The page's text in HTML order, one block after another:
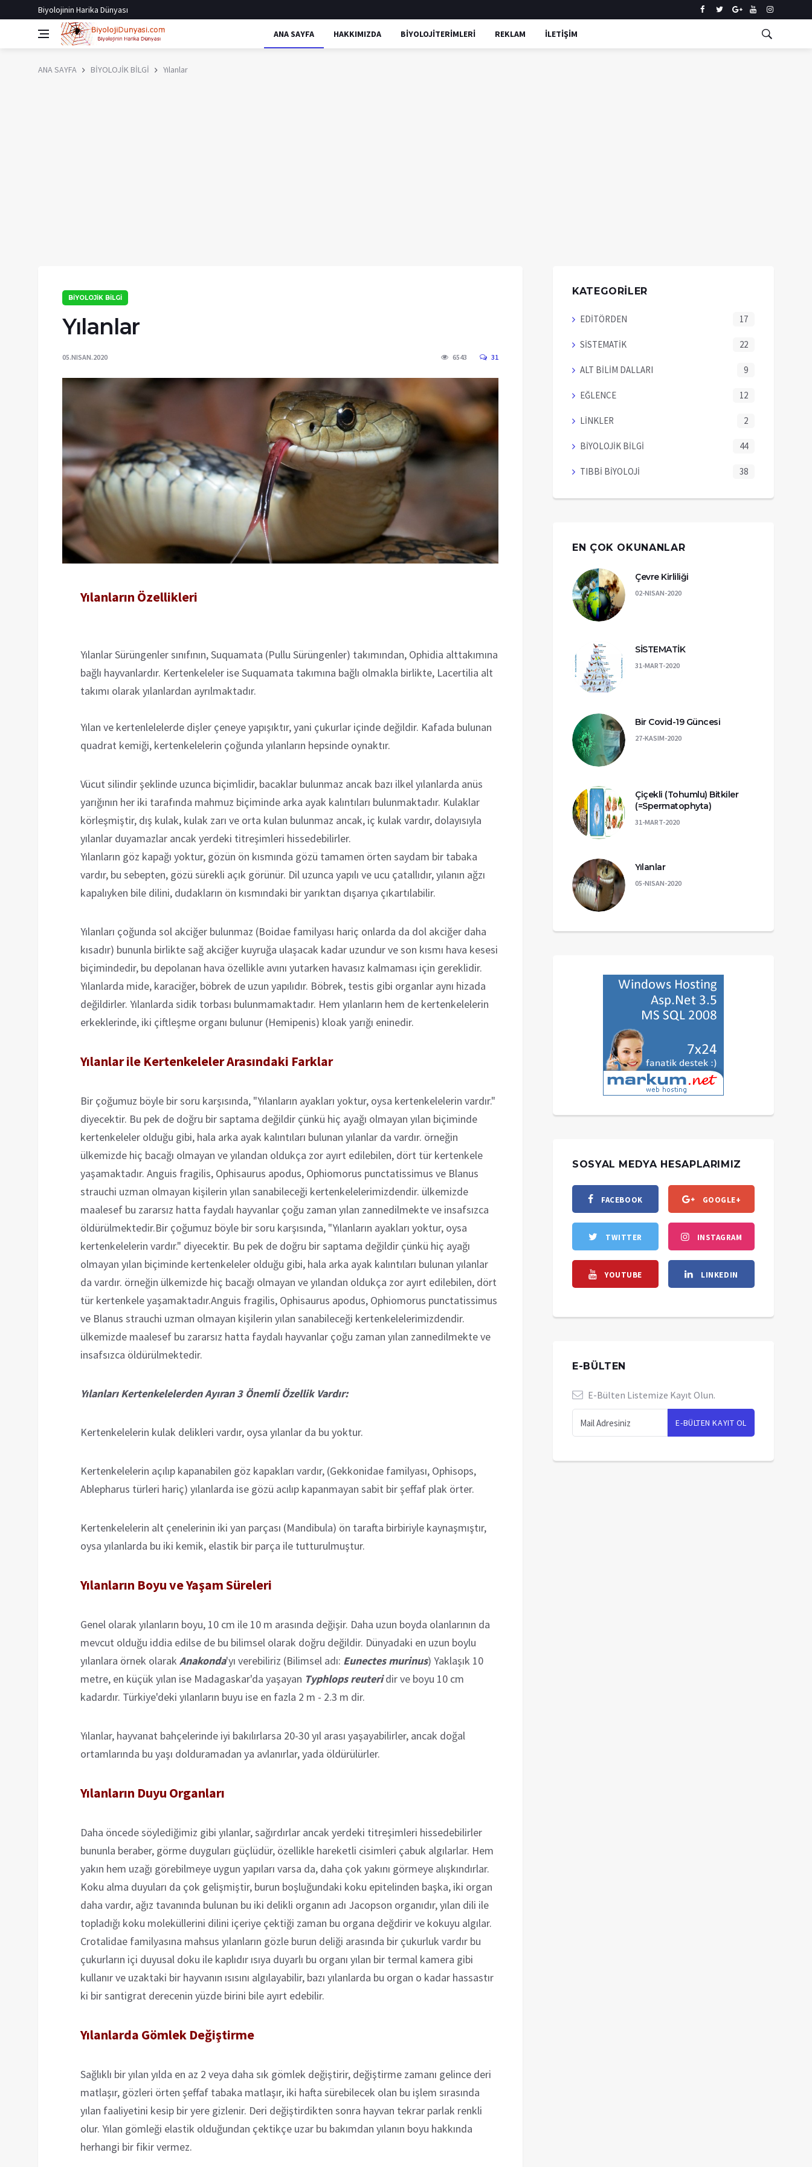
Biyolojinin Harika Dünyası
ANA SAYFA HAKKIMIZDA BİYOLOJİTERİMLERİ REKLAM İLETİŞİM
ANA SAYFA BİYOLOJİK BİLGİ Yılanlar
BİYOLOJİK BİLGİ
Yılanlar
05.NISAN.2020 6543 31
Yılanların Özellikleri
Yılanlar Sürüngenler sınıfının, Suquamata (Pullu Sürüngenler) takımından, Ophidia alttakımına
bağlı hayvanlardır. Kertenkeleler ise Suquamata takımına bağlı olmakla birlikte, Lacertilia alt
takımı olarak yılanlardan ayrılmaktadır.
Yılan ve kertenlelelerde dişler çeneye yapışıktır, yani çukurlar içinde değildir. Kafada bulunan
quadrat kemiği, kertenkelelerin çoğunda yılanların hepsinde oynaktır.
Vücut silindir şeklinde uzunca biçimlidir, bacaklar bulunmaz ancak bazı ilkel yılanlarda anüs
yarığının her iki tarafında mahmuz biçiminde arka ayak kalıntıları bulunmaktadır. Kulaklar
körleşmiştir, dış kulak, kulak zarı ve orta kulan bulunmaz ancak, iç kulak vardır, dolayısıyla
yılanlar duyamazlar ancak yerdeki titreşimleri hissedebilirler.
Yılanların göz kapağı yoktur, gözün ön kısmında gözü tamamen örten saydam bir tabaka
vardır, bu sebepten, gözü sürekli açık görünür. Dil uzunca yapılı ve ucu çatallıdır, yılanın ağzı
kapalıyken bile dilini, dudakların ön kısmındaki bir yarıktan dışarıya çıkartılabilir.
Yılanları çoğunda sol akciğer bulunmaz (Boidae familyası hariç onlarda da dol akciğer daha
kısadır) bununla birlikte sağ akciğer kuyruğa ulaşacak kadar uzundur ve son kısmı hava kesesi
biçimindedir, bu depolanan hava özellikle avını yutarken havasız kalmaması için gereklidir.
Yılanlarda mide, karaciğer, böbrek de uzun yapılıdır. Böbrek, testis gibi organlar aynı hizada
değildirler. Yılanlarda sidik torbası bulunmamaktadır. Hem yılanların hem de kertenkelelerin
erkeklerinde, iki çiftleşme organı bulunur (Hemipenis) kloak yarığı eninedir.
Yılanlar ile Kertenkeleler Arasındaki Farklar
Bir çoğumuz böyle bir soru karşısında, "Yılanların ayakları yoktur, oysa kertenkelelerin vardır."
diyecektir. Bu pek de doğru bir saptama değildir çünkü hiç ayağı olmayan yılan biçiminde
kertenkeleler olduğu gibi, hala arka ayak kalıntıları bulunan yılanlar da vardır. örneğin
ülkemizde hiç bacağı olmayan ve yılandan oldukça zor ayırt edilebilen, dört tür kertenkele
yaşamaktadır. Anguis fragilis, Ophisaurus apodus, Ophiomorus punctatissimus ve Blanus
strauchi uzman olmayan kişilerin yılan sanabileceği kertenkelelerimizdendir. ülkemizde
maalesef bu zararsız hatta faydalı hayvanlar çoğu zaman yılan zannedilmekte ve insafsızca
öldürülmektedir.Bir çoğumuz böyle bir soru karşısında, "Yılanların ayakları yoktur, oysa
kertenkelelerin vardır." diyecektir. Bu pek de doğru bir saptama değildir çünkü hiç ayağı
olmayan yılan biçiminde kertenkeleler olduğu gibi, hala arka ayak kalıntıları bulunan yılanlar
da vardır. örneğin ülkemizde hiç bacağı olmayan ve yılandan oldukça zor ayırt edilebilen, dört
tür kertenkele yaşamaktadır.Anguis fragilis, Ophisaurus apodus, Ophiomorus punctatissimus
ve Blanus strauchi uzman olmayan kişilerin yılan sanabileceği kertenkelelerimizdendir.
ülkemizde maalesef bu zararsız hatta faydalı hayvanlar çoğu zaman yılan zannedilmekte ve
insafsızca öldürülmektedir.
Yılanları Kertenkelelerden Ayıran 3 Önemli Özellik Vardır:
Kertenkelelerin kulak delikleri vardır, oysa yılanlar da bu yoktur.
Kertenkelelerin açılıp kapanabilen göz kapakları vardır, (Gekkonidae familyası, Ophisops,
Ablepharus türleri hariç) yılanlarda ise gözü acılıp kapanmayan sabit bir şeffaf plak örter.
Kertenkelelerin alt çenelerinin iki yan parçası (Mandibula) ön tarafta birbiriyle kaynaşmıştır,
oysa yılanlarda bu iki kemik, elastik bir parça ile tutturulmuştur.
Yılanların Boyu ve Yaşam Süreleri
Genel olarak yılanların boyu, 10 cm ile 10 m arasında değişir. Daha uzun boyda olanlarının da
mevcut olduğu iddia edilse de bu bilimsel olarak doğru değildir. Dünyadaki en uzun boylu
yılanlara örnek olarak Anakonda'yı verebiliriz (Bilimsel adı: Eunectes murinus) Yaklaşık 10
metre, en küçük yılan ise Madagaskar'da yaşayan Typhlops reuteridir ve boyu 10 cm
kadardır. Türkiye'deki yılanların buyu ise en fazla 2 m - 2.3 m dir.
Yılanlar, hayvanat bahçelerinde iyi bakılırlarsa 20-30 yıl arası yaşayabilirler, ancak doğal
ortamlarında bu yaşı dolduramadan ya avlanırlar, yada öldürülürler.
Yılanların Duyu Organları
Daha öncede söylediğimiz gibi yılanlar, sağırdırlar ancak yerdeki titreşimleri hissedebilirler
bununla beraber, görme duyguları güçlüdür, özellikle hareketli cisimleri çabuk algılarlar. Hem
yakın hem uzağı görebilmeye uygun yapıları varsa da, daha çok yakını görmeye alışkındırlar.
Koku alma duyuları da çok gelişmiştir, burun boşluğundaki koku epitelinden başka, iki organ
daha vardır, ağız tavanında bulunan bu iki delikli organın adı Jacopson organıdır, yılan dili ile
topladığı koku moleküllerini dilini içeriye çektiği zaman bu organa değdirir ve kokuyu algılar.
Crotalidae familyasına mahsus yılanların gözle burun deliği arasında bir çukurluk vardır bu
çukurların içi duyusal doku ile kaplıdır ısıya duyarlı bu organı yılan bir termal kamera gibi
kullanır ve uzaktaki bir hayvanın ısısını algılayabilir, bazı yılanlarda bu organ o kadar hassastır
ki bir santigrat derecenin yüzde birini bile ayırt edebilir.
Yılanlarda Gömlek Değiştirme
Sağlıklı bir yılan yılda en az 2 veya daha sık gömlek değiştirir, değiştirme zamanı gelince deri
matlaşır, gözleri örten şeffaf tabaka matlaşır, iki hafta sürebilecek olan bu işlem sırasında
yılan faaliyetini kesip bir yere gizlenir. Deri değiştirdikten sonra hayvan tekrar parlak renkli
olur. Yılan gömleği elastik olduğundan çektikçe uzar bu bakımdan yılanın boyu hakkında
herhangi bir fikir vermez.
KATEGORİLER
EDİTÖRDEN 17
SİSTEMATİK 22
ALT BİLİM DALLARI 9
EĞLENCE 12
LİNKLER 2
BİYOLOJİK BİLGİ 44
TIBBİ BİYOLOJİ 38
EN ÇOK OKUNANLAR
Çevre Kirliliği
02-NISAN-2020
SİSTEMATİK
31-MART-2020
Bir Covid-19 Güncesi
27-KASIM-2020
Çiçekli (Tohumlu) Bitkiler
(=Spermatophyta)
31-MART-2020
Yılanlar
05-NISAN-2020
SOSYAL MEDYA HESAPLARIMIZ
FACEBOOK
TWITTER
YOUTUBE
GOOGLE+
INSTAGRAM
LINKEDIN
E-BÜLTEN
E-Bülten Listemize Kayıt Olun.